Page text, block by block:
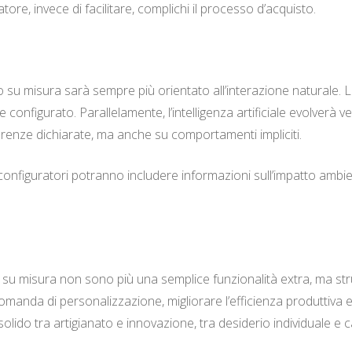
invece di facilitare, complichi il processo d’acquisto.
misura sarà sempre più orientato all’interazione naturale.
Parallelamente, l’intelligenza artificiale evolverà
dichiarate, ma anche su comportamenti impliciti.
potranno includere informazioni sull’impatto
misura non sono più una semplice funzionalità extra, ma
di personalizzazione, migliorare l’efficienza
tra artigianato e innovazione, tra desiderio individuale e